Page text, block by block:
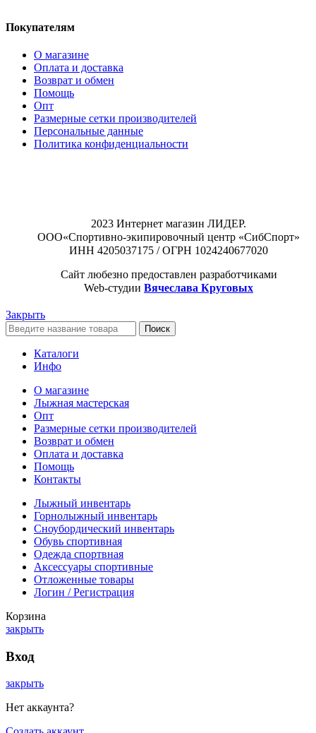
Покупателям
О магазине
Оплата и доставка
Возврат и обмен
Помощь
Опт
Размерные сетки производителей
Персональные данные
Политика конфиденциальности
2023 Интернет магазин ЛИДЕР.
ООО«Спортивно-экипировочный центр «СибСпорт»
ИНН 4205037175 / ОГРН 1024240677020
Сайт любезно предоставлен разработчиками
Web-студии Вячеслава Круговых
Закрыть
Поиск
Каталоги
Инфо
О магазине
Лыжная мастерская
Опт
Размерные сетки производителей
Возврат и обмен
Оплата и доставка
Помощь
Контакты
Лыжный инвентарь
Горнолыжный инвентарь
Сноубордический инвентарь
Обувь спортивная
Одежда спортвная
Аксессуары спортивные
Отложенные товары
Логин / Регистрация
Корзина
закрыть
Вход
закрыть
Нет аккаунта?